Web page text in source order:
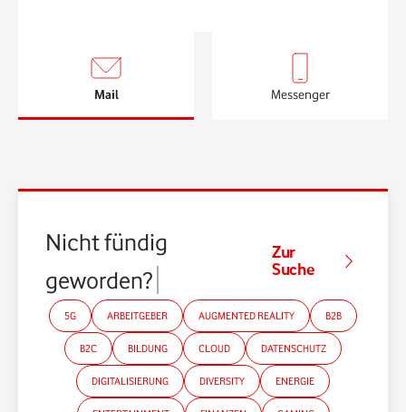
Mail Messenger
Nicht fündig
geworden?
Zur
Suche
5G ARBEITGEBER AUGMENTED REALITY B2B
B2C BILDUNG CLOUD DATENSCHUTZ
DIGITALISIERUNG DIVERSITY ENERGIE